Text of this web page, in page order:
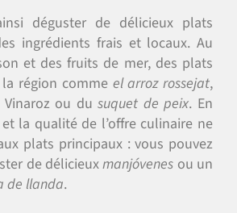
déguster de délicieux plats
ingrédients frais et locaux. Au
et des fruits de mer, des plats
région comme el arroz rossejat,
Vinaroz ou dusuquet de peix. En
la qualité de l’offre culinaire ne
plats principaux : vous pouvez
de délicieuxmanjóvenes ou un
de llanda.